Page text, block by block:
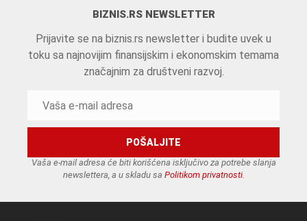
BIZNIS.RS NEWSLETTER
Prijavite se na biznis.rs newsletter i budite uvek u
toku sa najnovijim finansijskim i ekonomskim temama
značajnim za društveni razvoj.
Vaša e-mail adresa će biti korišćena isključivo za potrebe slanja
newslettera, a u skladu sa Politikom privatnosti.